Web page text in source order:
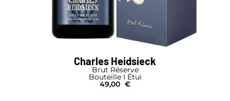
Charles Heidsieck
Brut Réserve
Bouteille I Étui
49,00 €